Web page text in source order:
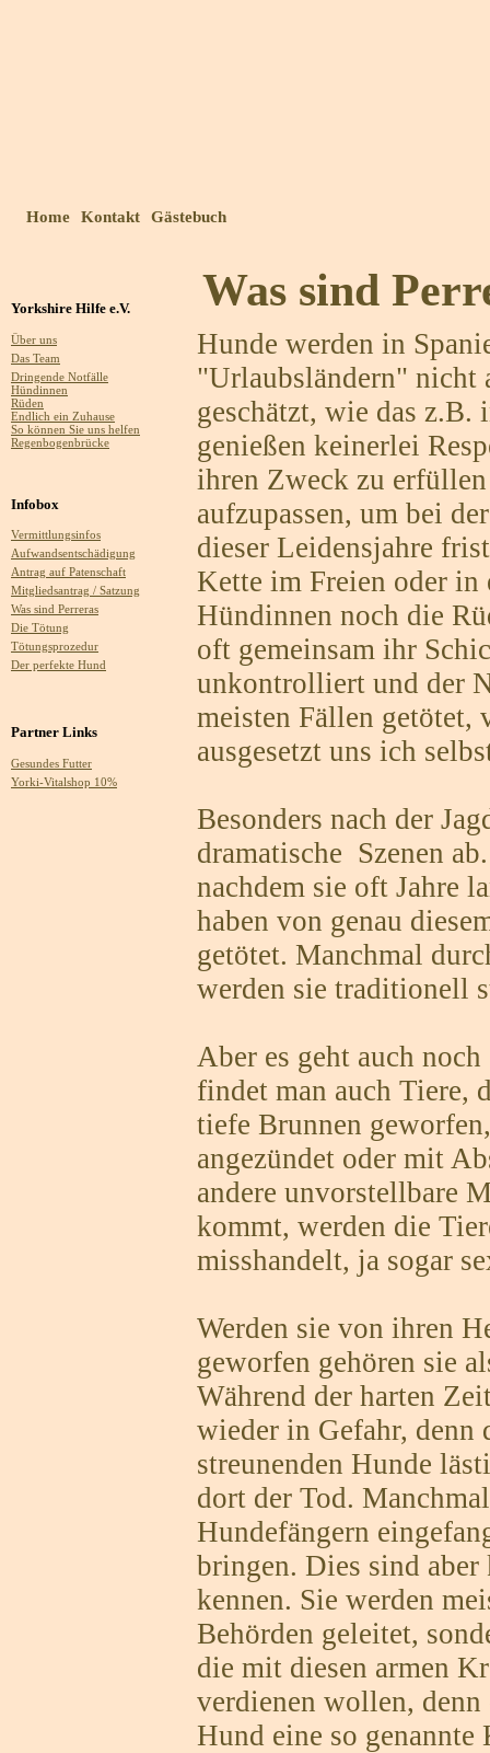
Home Kontakt Gästebuch
Yorkshire Hilfe e.V.
Über uns
Das Team
Dringende Notfälle
Hündinnen
Rüden
Endlich ein Zuhause
So können Sie uns helfen
Regenbogenbrücke
Infobox
Vermittlungsinfos
Aufwandsentschädigung
Antrag auf Patenschaft
Mitgliedsantrag / Satzung
Was sind Perreras
Die Tötung
Tötungsprozedur
Der perfekte Hund
Partner Links
Gesundes Futter
Yorki-Vitalshop 10%
Was sind
Hunde werden in
"Urlaubsländern" nicht
geschätzt, wie das
genießen keinerlei
ihren Zweck zu
aufzupassen, um bei
dieser Leidensjahre
Kette im Freien oder in
Hündinnen noch die
oft gemeinsam ihr
unkontrolliert und der
meisten Fällen getötet,
ausgesetzt uns ich
Besonders nach der
dramatische Szenen
nachdem sie oft Jahre
haben von genau
getötet. Manchmal
werden sie traditionell
Aber es geht auch
findet man auch Tiere,
tiefe Brunnen
angezündet oder mit
andere unvorstellbare
kommt, werden die
misshandelt, ja sogar
Werden sie von ihren
geworfen gehören sie
Während der harten
wieder in Gefahr, denn
streunenden Hunde
dort der Tod.
Hundefängern
bringen. Dies sind
kennen. Sie werden
Behörden geleitet,
die mit diesen armen
verdienen wollen,
Hund eine so genannte